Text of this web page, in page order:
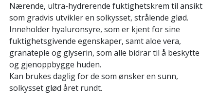
Nærende, ultra-hydrerende fuktighetskrem til ansikt
som gradvis utvikler en solkysset, strålende glød.
Inneholder hyaluronsyre, som er kjent for sine
fuktighetsgivende egenskaper, samt aloe vera,
granateple og glyserin, som alle bidrar til å beskytte
og gjenoppbygge huden.
Kan brukes daglig for de som ønsker en sunn,
solkysset glød året rundt.